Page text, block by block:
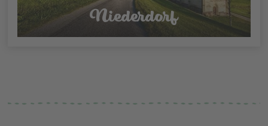
Niederdorf